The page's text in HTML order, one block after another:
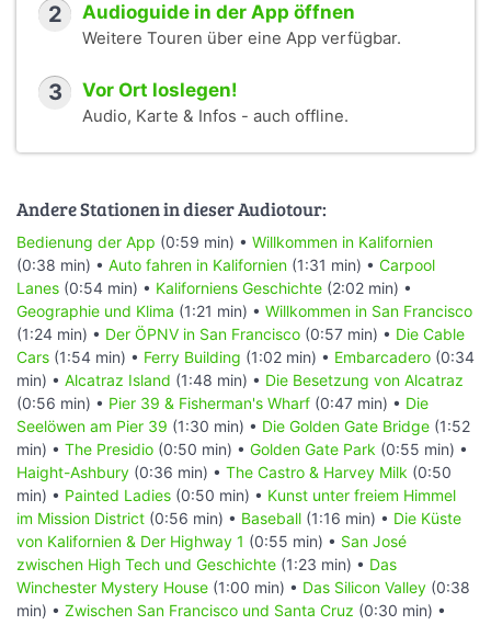
2 Audioguide in der App öffnen
Weitere Touren über eine App verfügbar.
3 Vor Ort loslegen!
Audio, Karte & Infos - auch offline.
Andere Stationen in dieser Audiotour:
Bedienung der App (0:59 min) • Willkommen in Kalifornien
(0:38 min) • Auto fahren in Kalifornien (1:31 min) • Carpool
Lanes (0:54 min) • Kaliforniens Geschichte (2:02 min) •
Geographie und Klima (1:21 min) • Willkommen in San Francisco
(1:24 min) • Der ÖPNV in San Francisco (0:57 min) • Die Cable
Cars (1:54 min) • Ferry Building (1:02 min) • Embarcadero (0:34
min) • Alcatraz Island (1:48 min) • Die Besetzung von Alcatraz
(0:56 min) • Pier 39 & Fisherman's Wharf (0:47 min) • Die
Seelöwen am Pier 39 (1:30 min) • Die Golden Gate Bridge (1:52
min) • The Presidio (0:50 min) • Golden Gate Park (0:55 min) •
Haight-Ashbury (0:36 min) • The Castro & Harvey Milk (0:50
min) • Painted Ladies (0:50 min) • Kunst unter freiem Himmel
im Mission District (0:56 min) • Baseball (1:16 min) • Die Küste
von Kalifornien & Der Highway 1 (0:55 min) • San José
zwischen High Tech und Geschichte (1:23 min) • Das
Winchester Mystery House (1:00 min) • Das Silicon Valley (0:38
min) • Zwischen San Francisco und Santa Cruz (0:30 min) •